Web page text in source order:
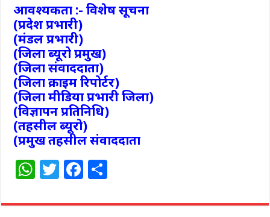
आवश्यकता :- विशेष सूचना
(प्रदेश प्रभारी)
(मंडल प्रभारी)
(जिला ब्यूरो प्रमुख)
(जिला संवाददाता)
(जिला क्राइम रिपोर्टर)
(जिला मीडिया प्रभारी जिला)
(विज्ञापन प्रतिनिधि)
(तहसील ब्यूरो)
(प्रमुख तहसील संवाददाता
W
at
T
itt
F
c ar